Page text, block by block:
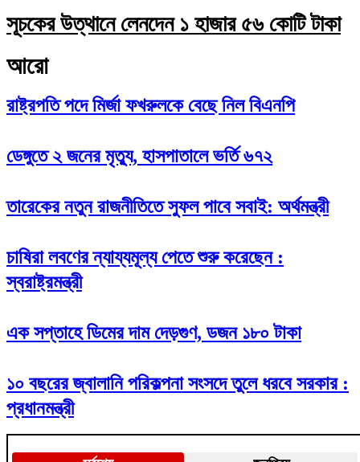
সূচকের উত্থানে লেনদেন ১ হাজার ৫৬ কোটি টাকা
আরো
রাষ্ট্রপতি পদে মির্জা ফখরুলকে বেছে নিল বিএনপি
ডেঙ্গুতে ২ জনের মৃত্যু, হাসপাতালে ভর্তি ৬৭২
তারেকের নতুন রাজনীতিতে সুফল পাবে সবাই: অর্থমন্ত্রী
চাষিরা লবণের ন্যায্যমূল্য পেতে শুরু করেছেন :
স্বরাষ্ট্রমন্ত্রী
এক সপ্তাহে ডিমের দাম দেড়গুণ, ডজন ১৮০ টাকা
১০ বছরের জ্বালানি পরিকল্পনা সংসদে তুলে ধরবে সরকার :
প্রধানমন্ত্রী